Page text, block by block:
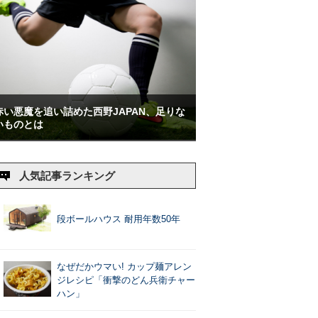
い悪魔を追い詰めた西野JAPAN、足りな
ものとは
人気記事ランキング
段ボールハウス 耐用年数50年
なぜだかウマい! カップ麺アレン
ジレシピ「衝撃のどん兵衛チャー
ハン」